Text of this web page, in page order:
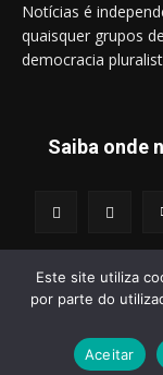
Notícias é
quaisquer grupos
democracia
Saiba onde
© 2014 - 2025
Termos e
Este site utiliza
por parte do
Aceitar